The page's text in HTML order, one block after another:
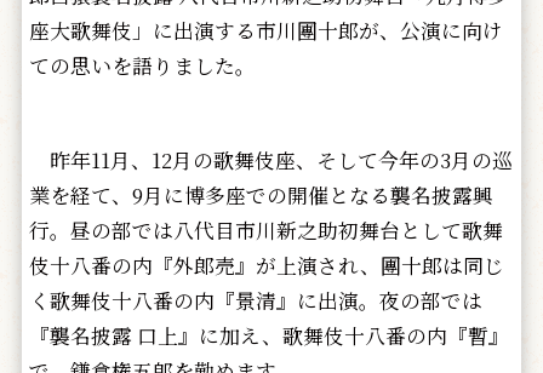
座大歌舞伎」に出演する市川團十郎が、公演に向け
ての思いを語りました。
昨年11月、12月の歌舞伎座、そして今年の3月の巡
業を経て、9月に博多座での開催となる襲名披露興
行。昼の部では八代目市川新之助初舞台として歌舞
伎十八番の内『外郎売』が上演され、團十郎は同じ
く歌舞伎十八番の内『景清』に出演。夜の部では
『襲名披露 口上』に加え、歌舞伎十八番の内『暫』